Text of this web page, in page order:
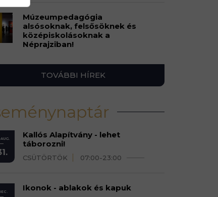
Múzeumpedagógia
alsósoknak, felsősöknek és
középiskolásoknak a
Néprajziban!
TOVÁBBI HÍREK
Kallós Alapítvány - lehet
táborozni!
CSÜTÖRTÖK 07:00-23:00
Ikonok - ablakok és kapuk